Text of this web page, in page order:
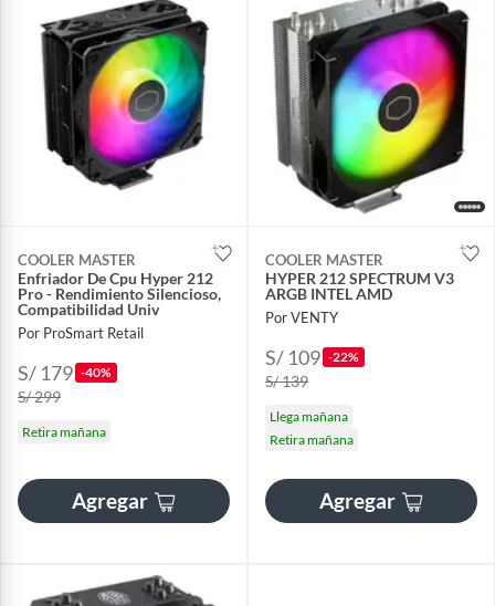
COOLER MASTER
Enfriador De Cpu Hyper 212
Pro - Rendimiento Silencioso,
Compatibilidad Univ
Por ProSmart Retail
S/ 179 -40%
S/ 299
Retira mañana
Agregar
COOLER MASTER
HYPER 212 SPECTRUM V3
ARGB INTEL AMD
Por VENTY
S/ 109 -22%
S/ 139
Llega mañana
Retira mañana
Agregar